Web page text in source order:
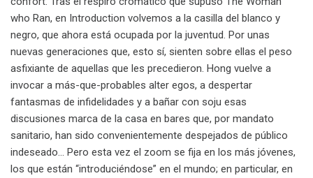
who Ran, en Introduction volvemos a la casilla del blanco y
negro, que ahora está ocupada por la juventud. Por unas
nuevas generaciones que, esto sí, sienten sobre ellas el peso
asfixiante de aquellas que les precedieron. Hong vuelve a
invocar a más-que-probables alter egos, a despertar
fantasmas de infidelidades y a bañar con soju esas
discusiones marca de la casa en bares que, por mandato
sanitario, han sido convenientemente despejados de público
indeseado… Pero esta vez el zoom se fija en los más jóvenes,
los que están “introduciéndose” en el mundo; en particular, en